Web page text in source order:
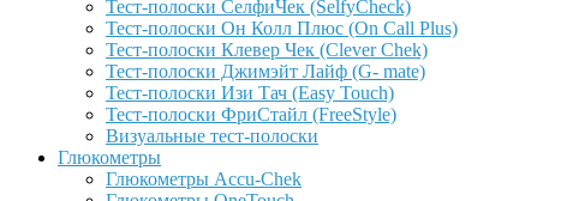
Тест-полоски СелфиЧек (SelfyCheck)
Тест-полоски Он Колл Плюс (On Call Plus)
Тест-полоски Клевер Чек (Clever Chek)
Тест-полоски Джимэйт Лайф (G- mate)
Тест-полоски Изи Тач (Easy Touch)
Тест-полоски ФриCтайл (FreeStyle)
Визуальные тест-полоски
Глюкометры
Глюкометры Accu-Сhek